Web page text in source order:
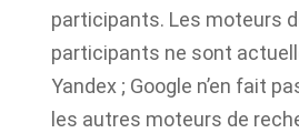
participants. Les moteurs
participants ne sont
Yandex ; Google n’en fait
les autres moteurs de